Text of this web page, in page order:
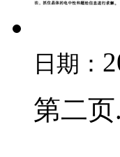
日期：
第二页